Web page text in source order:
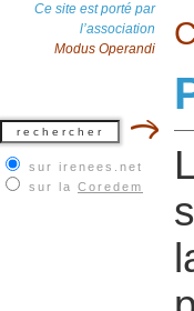
Ce site est porté par
l’association
Modus Operandi
sur irenees.net
sur la Coredem